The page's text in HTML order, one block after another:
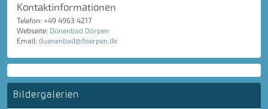
Kontaktinformationen
Telefon: +49 4963 4217
Webseite: Dünenbad Dörpen
Email: duenenbad@doerpen.de
Bildergalerien